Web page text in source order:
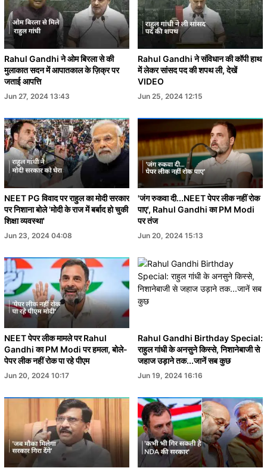
Rahul Gandhi ने ओम बिरला से की
मुलाकात सदन में आपातकाल के ज़िक्र पर
जताई आपत्ति
Jun 27, 2024 13:43
Rahul Gandhi ने संविधान की कॉपी हाथ
में लेकर सांसद पद की शपथ ली, देखें
VIDEO
Jun 25, 2024 12:15
NEET PG विवाद पर राहुल का मोदी सरकार
पर निशाना बोले 'मोदी के राज में बर्बाद हो चुकी
शिक्षा व्यवस्था'
Jun 23, 2024 04:08
'जंग रुकवा दी...NEET पेपर लीक नहीं रोक
पाए', Rahul Gandhi का PM Modi
पर तंज
Jun 20, 2024 15:13
NEET पेपर लीक मामले पर Rahul
Gandhi का PM Modi पर हमला, बोले-
पेपर लीक नहीं रोक पा रहे पीएम
Jun 20, 2024 10:17
Rahul Gandhi Birthday Special:
राहुल गांधी के अनसुने किस्से, निशानेबाजी से
जहाज उड़ाने तक...जानें सब कुछ
Jun 19, 2024 16:16